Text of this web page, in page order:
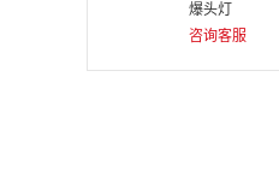
爆头灯
咨询客服